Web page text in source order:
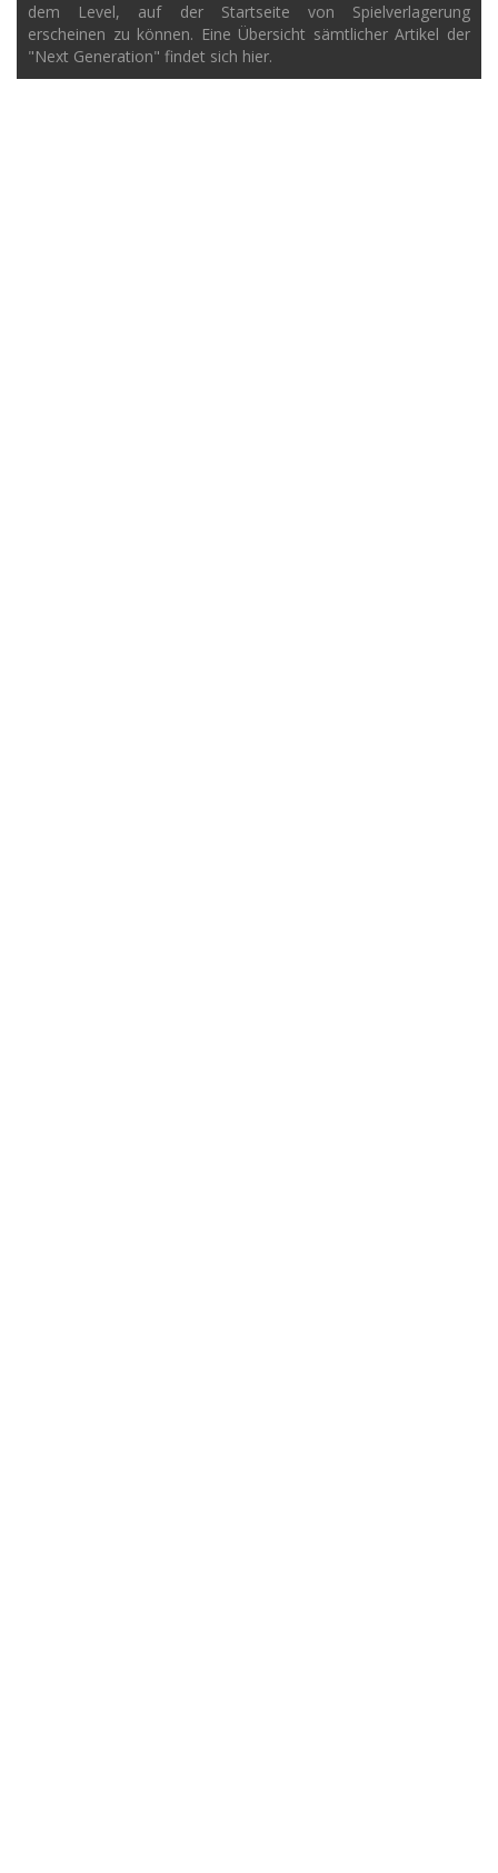
dem Level, auf der Startseite von Spielverlagerung
erscheinen zu können. Eine Übersicht sämtlicher Artikel der
"Next Generation" findet sich hier.